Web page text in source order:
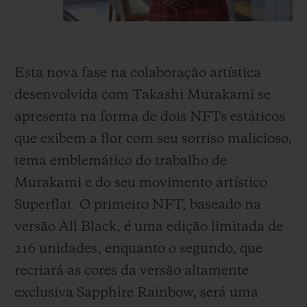
Esta nova fase na colaboração artística
desenvolvida com Takashi Murakami se
apresenta na forma de dois NFTs estáticos
que exibem a flor com seu sorriso malicioso,
tema emblemático do trabalho de
Murakami e do seu movimento artístico
Superflat. O primeiro NFT, baseado na
versão All Black, é uma edição limitada de
216 unidades, enquanto o segundo, que
recriará as cores da versão altamente
exclusiva Sapphire Rainbow, será uma